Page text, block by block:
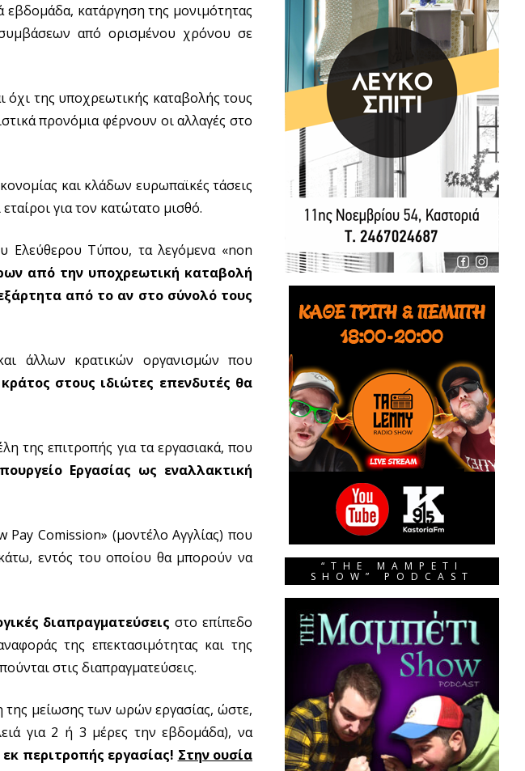
εβδομάδα, κατάργηση της μονιμότητας
από ορισμένου χρόνου σε
όχι της υποχρεωτικής καταβολής τους
προνόμια φέρνουν οι αλλαγές στο
και κλάδων ευρωπαϊκές τάσεις
για τον κατώτατο μισθό.
Ελεύθερου Τύπου, τα λεγόμενα «non
από την υποχρεωτική καταβολή
από το αν στο σύνολό τους
άλλων κρατικών οργανισμών που
στους ιδιώτες επενδυτές θα
της επιτροπής για τα εργασιακά, που
Εργασίας ως εναλλακτική
Comission» (μοντέλο Αγγλίας) που
εντός του οποίου θα μπορούν να
διαπραγματεύσεις στο επίπεδο
της επεκτασιμότητας και της
στις διαπραγματεύσεις.
της μείωσης των ωρών εργασίας, ώστε,
για 2 ή 3 μέρες την εβδομάδα), να
περιτροπής εργασίας! Στην ουσία
“THE MAMPETI
SHOW” PODCAST